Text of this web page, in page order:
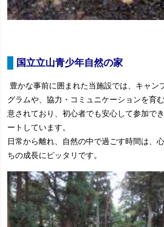
国立立山青少年自然の家
豊かな事前に囲まれた当施設では、キャン
グラムや、協力・コミュニケーションを育
意されており、初心者でも安心して参加で
ートしています。
日常から離れ、自然の中で過ごす時間は、
ちの成長にピッタリです。